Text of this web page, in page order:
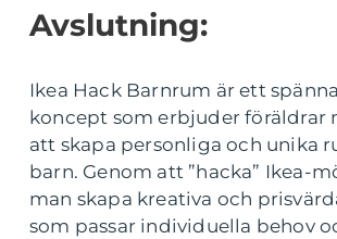
Avslutning:
Ikea Hack Barnrum är ett
koncept som erbjuder föräldrar
att skapa personliga och unika
barn. Genom att ”hacka” Ikea-
man skapa kreativa och
som passar individuella behov